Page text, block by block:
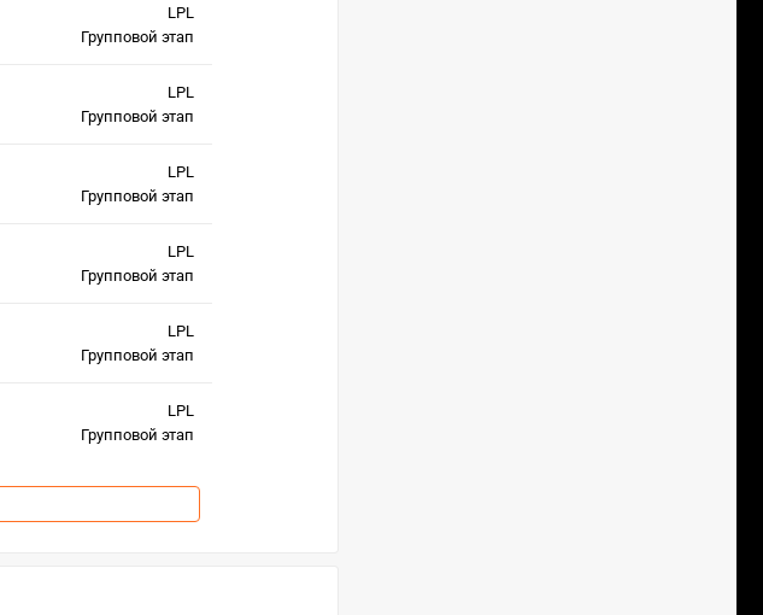
LPL
Групповой этап
LPL
Групповой этап
LPL
Групповой этап
LPL
Групповой этап
LPL
Групповой этап
LPL
Групповой этап